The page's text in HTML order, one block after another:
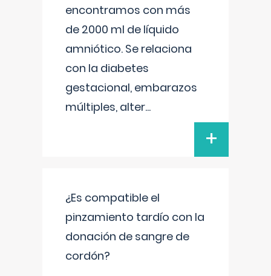
encontramos con más
de 2000 ml de líquido
amniótico. Se relaciona
con la diabetes
gestacional, embarazos
múltiples, alter...
+
¿Es compatible el
pinzamiento tardío con la
donación de sangre de
cordón?